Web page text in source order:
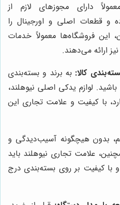
دارای مجوزهای لازم از
و قطعات اصلی و اورجینال را
این فروشگاه‌ها معمولاً خدمات
ارائه می‌دهند.
کالا: به برند و بسته‌بندی
لوازم یدکی اصلی نیوهلند،
با کیفیت و علامت تجاری این
بدون هیچگونه آسیب‌دیدگی و
علامت تجاری نیوهلند باید
با کیفیت بر روی بسته‌بندی درج